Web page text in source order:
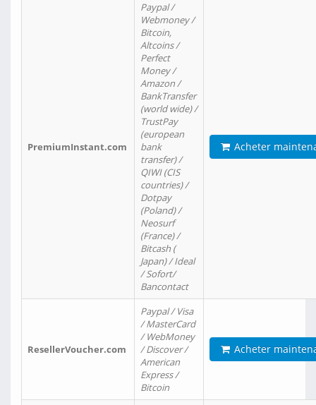
PremiumInstant.com
Paypal /
Webmoney /
Bitcoin,
Altcoins /
Perfect
Money /
Amazon /
BankTransfer
(world wide) /
TrustPay
(european
bank
transfer) /
QIWI (CIS
countries) /
Dotpay
(Poland) /
Neosurf
(France) /
Bitcash (
Japan) / Ideal
/ Sofort/
Bancontact
Acheter
ResellerVoucher.com
Paypal / Visa
/ MasterCard
/ WebMoney
/ Discover /
American
Express /
Bitcoin
Acheter